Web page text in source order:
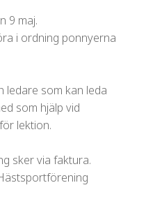
9 maj.
i ordning ponnyerna
ledare som kan leda
som hjälp vid
lektion.
sker via faktura.